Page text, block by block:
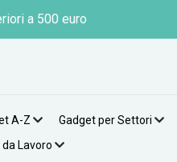
a 500 euro
A-Z Gadget per Settori
Lavoro